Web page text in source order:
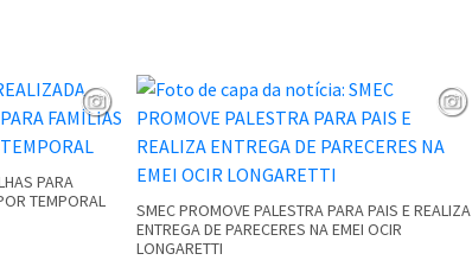
PARA
TEMPORAL
SMEC PROMOVE PALESTRA PARA PAIS E REALIZA
ENTREGA DE PARECERES NA EMEI OCIR
LONGARETTI